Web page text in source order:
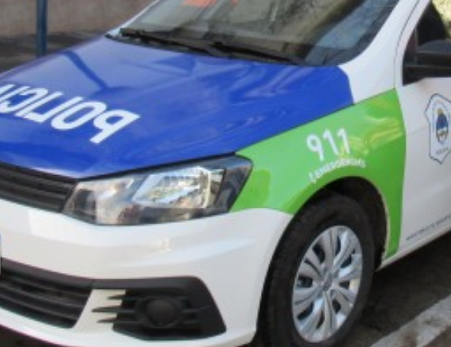
Suscribirme gratis
Dirección de correo electrónico
Nombre
Apellidos
Número de teléfono